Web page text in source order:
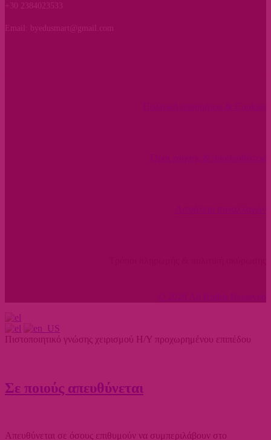
+30 2384023533
Email: byedusmart@gmail.com
Πολιτική απορρήτου & Cookies
Όροι χρήσης & προϋποθέσεις
Ασφάλεια συναλλαγών
© 2020 All Rights Reserved
Πιστοποιητικό γνώσης χειρισμού Η/Υ προχωρημένου επιπέδου
Σε ποιούς απευθύνεται
Απευθύνεται σε όσους επιθυμούν να συμπεριλάβουν στο